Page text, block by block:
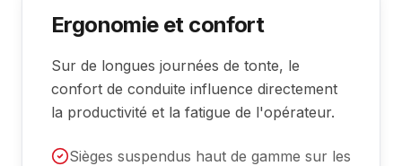
Ergonomie et confort
Sur de longues journées de tonte, le
confort de conduite influence directement
la productivité et la fatigue de l'opérateur.
Sièges suspendus haut de gamme sur les